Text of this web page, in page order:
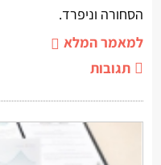
הסחורה וניפרד.
למאמר המלא
תגובות